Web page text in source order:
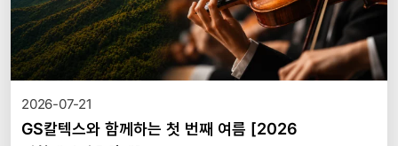
2026-07-21
GS칼텍스와 함께하는 첫 번째 여름 [2026